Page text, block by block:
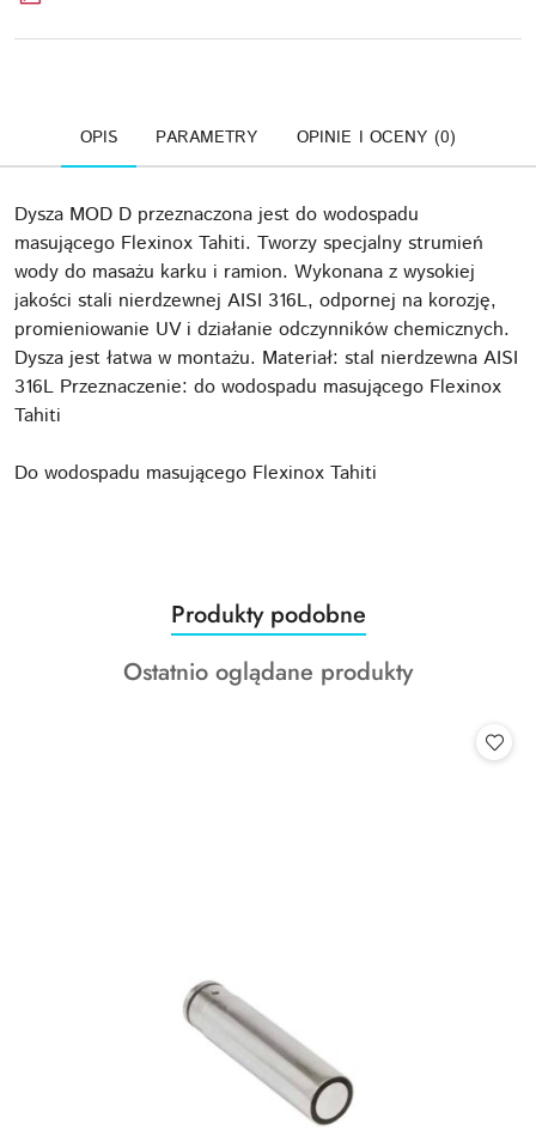
OPIS PARAMETRY OPINIE I OCENY (0)
Dysza MOD D przeznaczona jest do wodospadu
masującego Flexinox Tahiti. Tworzy specjalny strumień
wody do masażu karku i ramion. Wykonana z wysokiej
jakości stali nierdzewnej AISI 316L, odpornej na korozję,
promieniowanie UV i działanie odczynników chemicznych.
Dysza jest łatwa w montażu. Materiał: stal nierdzewna AISI
316L Przeznaczenie: do wodospadu masującego Flexinox
Tahiti
Do wodospadu masującego Flexinox Tahiti
Pomiń karuzelę produktów
Produkty
o
statusie:
Produkty podobne
Produkty
Ostatnio oglądane produkty